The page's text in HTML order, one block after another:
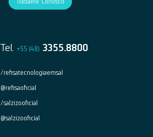
Tel. +55 (48) 3355.8800
/refisatecnologiaemsal
@refisaoficial
/salzizooficial
@salzizooficial